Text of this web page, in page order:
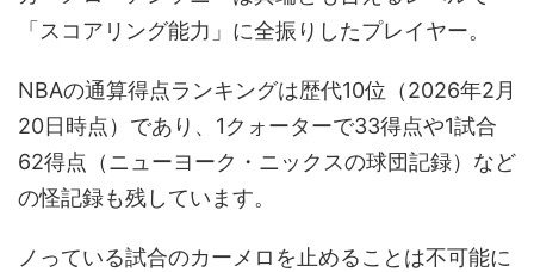
「スコアリング能力」に全振りしたプレイヤー。
NBAの通算得点ランキングは歴代10位（2026年2月
20日時点）であり、1クォーターで33得点や1試合
62得点（ニューヨーク・ニックスの球団記録）など
の怪記録も残しています。
ノっている試合のカーメロを止めることは不可能に